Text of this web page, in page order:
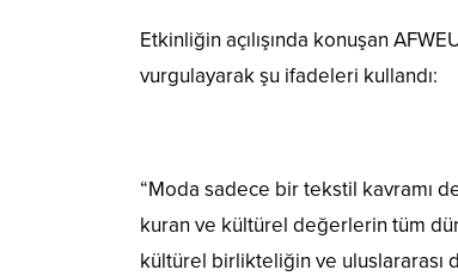
Etkinliğin açılışında konuşan
vurgulayarak şu ifadeleri kullandı:
“Moda sadece bir tekstil kavramı
kuran ve kültürel değerlerin tüm
kültürel birlikteliğin ve uluslararası